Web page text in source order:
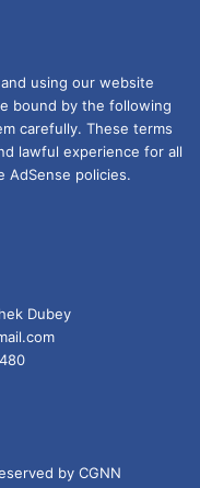
using our website
bound by the following
carefully. These terms
lawful experience for all
AdSense policies.
Dubey
by CGNN